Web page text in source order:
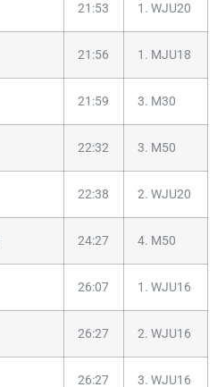
21:53 1. WJU20
21:56 1. MJU18
21:59 3. M30
22:32 3. M50
22:38 2. WJU20
24:27 4. M50
26:07 1. WJU16
26:27 2. WJU16
26:27 3. WJU16